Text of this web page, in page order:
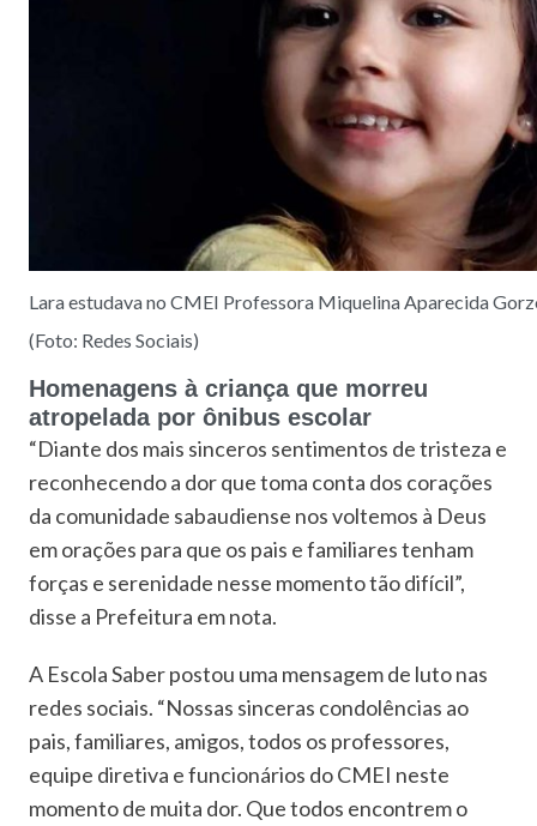
Lara estudava no CMEI Professora Miquelina Aparecida
(Foto: Redes Sociais)
Homenagens à criança que morreu
atropelada por ônibus escolar
“Diante dos mais sinceros sentimentos de tristeza e
reconhecendo a dor que toma conta dos corações
da comunidade sabaudiense nos voltemos à Deus
em orações para que os pais e familiares tenham
forças e serenidade nesse momento tão difícil”,
disse a Prefeitura em nota.
A Escola Saber postou uma mensagem de luto nas
redes sociais. “Nossas sinceras condolências ao
pais, familiares, amigos, todos os professores,
equipe diretiva e funcionários do CMEI neste
momento de muita dor. Que todos encontrem o